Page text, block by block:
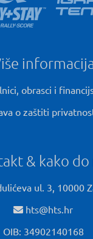
obrasci i
o zaštiti
& kako do
ul. 3, 10000
hts@hts.hr
OIB: 34902140168